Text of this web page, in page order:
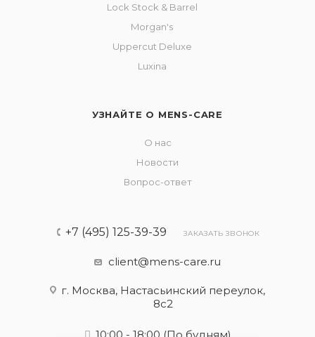
Lock Stock & Barrel
Morgan's
Uppercut Deluxe
Luxina
УЗНАЙТЕ О MENS-CARE
О нас
Новости
Вопрос-ответ
+7 (495) 125-39-39 ЗАКАЗАТЬ ЗВОНОК
client@mens-care.ru
г. Москва, Настасьинский переулок,
8с2